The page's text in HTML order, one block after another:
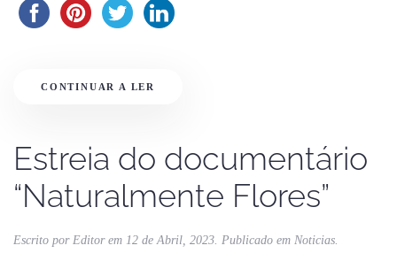
CONTINUAR A LER
Estreia do documentário
“Naturalmente Flores”
Escrito por Editorem 12 de Abril, 2023 . Publicado em Noticias